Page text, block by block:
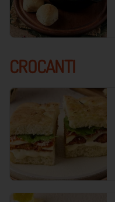
CROCANTI